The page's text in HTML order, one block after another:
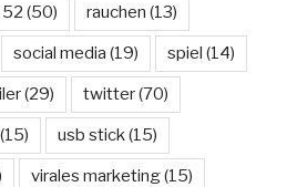
(50) rauchen (13)
social media (19) spiel (14)
(29) twitter(70)
(15) usb stick(15)
virales marketing(15)